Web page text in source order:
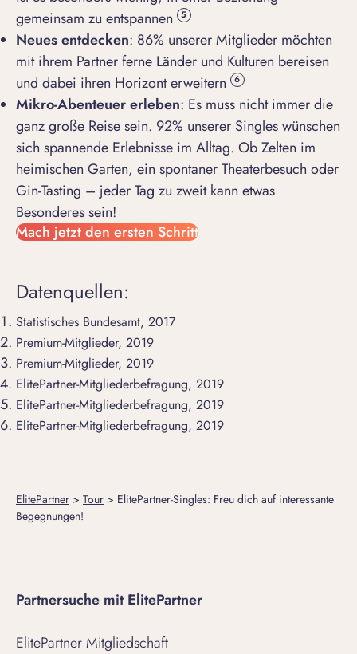
gemeinsam zu entspannen
5
Neues entdecken: 86% unserer Mitglieder möchten
mit ihrem Partner ferne Länder und Kulturen bereisen
und dabei ihren Horizont erweitern
6
Mikro-Abenteuer erleben: Es muss nicht immer die
ganz große Reise sein. 92% unserer Singles wünschen
sich spannende Erlebnisse im Alltag. Ob Zelten im
heimischen Garten, ein spontaner Theaterbesuch oder
Gin-Tasting – jeder Tag zu zweit kann etwas
Besonderes sein!
Mach jetzt den ersten Schritt
Datenquellen:
Statistisches Bundesamt, 2017
Premium-Mitglieder, 2019
Premium-Mitglieder, 2019
ElitePartner-Mitgliederbefragung, 2019
ElitePartner-Mitgliederbefragung, 2019
ElitePartner-Mitgliederbefragung, 2019
ElitePartner > Tour > ElitePartner-Singles: Freu dich auf interessante
Begegnungen!
Partnersuche mit ElitePartner
ElitePartner Mitgliedschaft